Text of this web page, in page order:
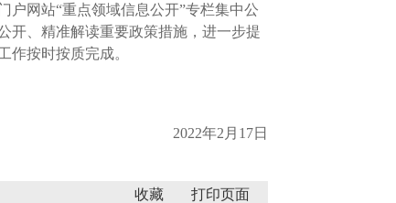
户网站“重点领域信息公开”专栏集中公
开、精准解读重要政策措施，进一步提
作按时按质完成。
2022年2月17日
收藏